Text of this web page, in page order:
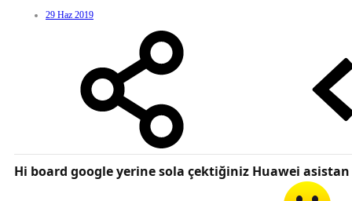
29 Haz 2019
Hi board google yerine sola çektiğiniz Huawei asistan